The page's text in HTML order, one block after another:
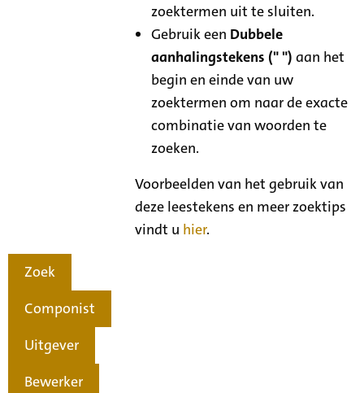
zoektermen uit te sluiten.
Gebruik een Dubbele
aanhalingstekens (" ") aan het
begin en einde van uw
zoektermen om naar de exacte
combinatie van woorden te
zoeken.
Voorbeelden van het gebruik van
deze leestekens en meer zoektips
vindt u hier.
Zoek
Componist
Uitgever
Bewerker